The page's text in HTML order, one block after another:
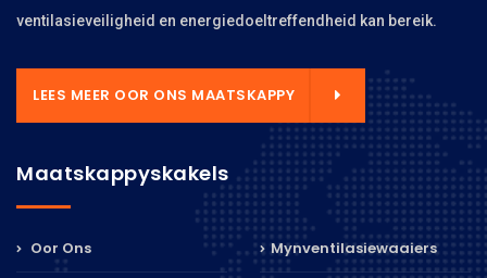
ventilasieveiligheid en energiedoeltreffendheid kan bereik.
LEES MEER OOR ONS MAATSKAPPY
Maatskappyskakels
Oor Ons Mynventilasiewaaiers